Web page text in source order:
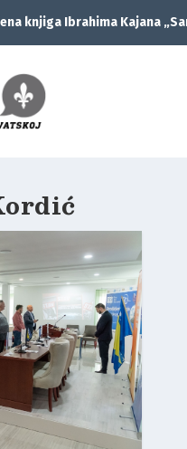
knjiga Ibrahima Kajana